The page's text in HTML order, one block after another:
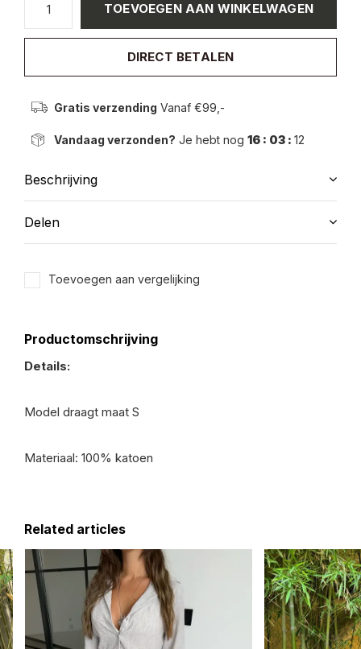
TOEVOEGEN AAN WINKELWAGEN
DIRECT BETALEN
Gratis verzending Vanaf €99,-
Vandaag verzonden? Je hebt nog 16 : 03 : 11
Beschrijving
Delen
Toevoegen aan vergelijking
Productomschrijving
Details:
Model draagt maat S
Materiaal: 100% katoen
Related articles